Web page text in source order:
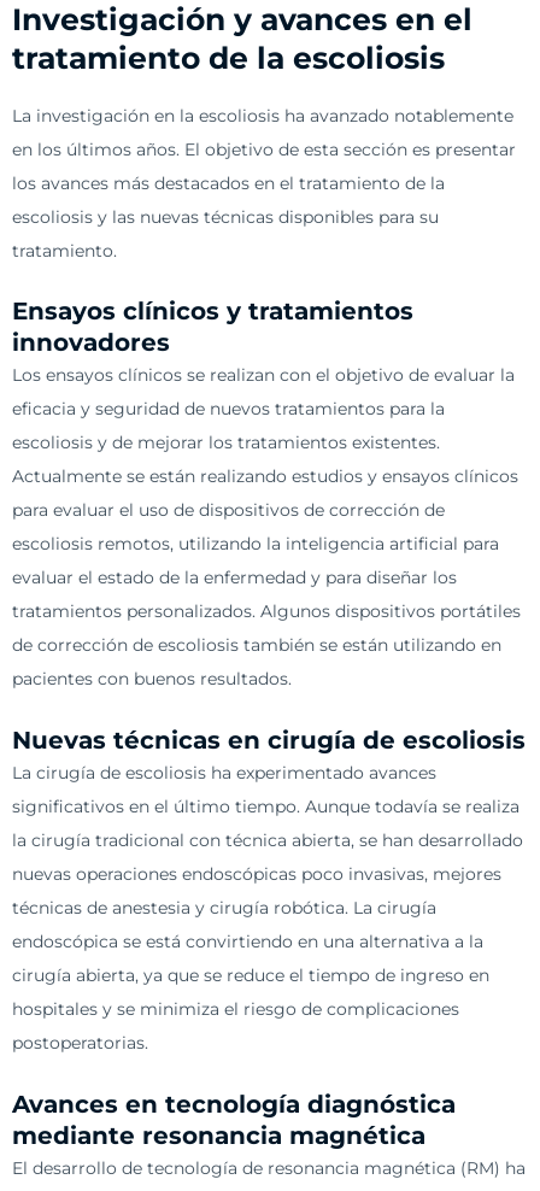
Investigación y avances en el
tratamiento de la escoliosis
La investigación en la escoliosis ha avanzado notablemente
en los últimos años. El objetivo de esta sección es presentar
los avances más destacados en el tratamiento de la
escoliosis y las nuevas técnicas disponibles para su
tratamiento.
Ensayos clínicos y tratamientos
innovadores
Los ensayos clínicos se realizan con el objetivo de evaluar la
eficacia y seguridad de nuevos tratamientos para la
escoliosis y de mejorar los tratamientos existentes.
Actualmente se están realizando estudios y ensayos clínicos
para evaluar el uso de dispositivos de corrección de
escoliosis remotos, utilizando la inteligencia artificial para
evaluar el estado de la enfermedad y para diseñar los
tratamientos personalizados. Algunos dispositivos portátiles
de corrección de escoliosis también se están utilizando en
pacientes con buenos resultados.
Nuevas técnicas en cirugía de escoliosis
La cirugía de escoliosis ha experimentado avances
significativos en el último tiempo. Aunque todavía se realiza
la cirugía tradicional con técnica abierta, se han desarrollado
nuevas operaciones endoscópicas poco invasivas, mejores
técnicas de anestesia y cirugía robótica. La cirugía
endoscópica se está convirtiendo en una alternativa a la
cirugía abierta, ya que se reduce el tiempo de ingreso en
hospitales y se minimiza el riesgo de complicaciones
postoperatorias.
Avances en tecnología diagnóstica
mediante resonancia magnética
El desarrollo de tecnología de resonancia magnética (RM) ha